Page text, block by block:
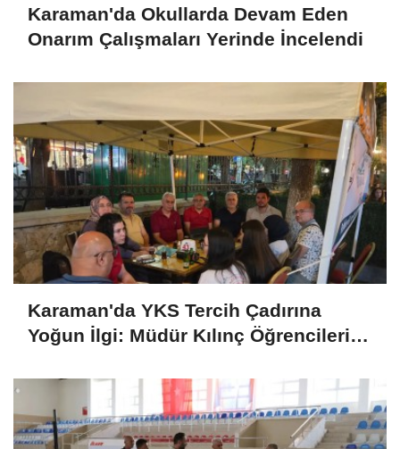
Karaman'da Okullarda Devam Eden
Onarım Çalışmaları Yerinde İncelendi
Karaman'da YKS Tercih Çadırına
Yoğun İlgi: Müdür Kılınç Öğrencileri